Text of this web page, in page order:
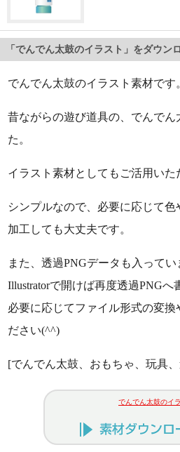
「でんでん太鼓のイラスト」をダウン
でんでん太鼓のイラスト素材です
昔ながらの遊び道具の、でんでん
た。
イラスト素材としてもご活用いた
シンプルなので、必要に応じて
加工しても大丈夫です。
また、透過PNGデータも入って
Illustratorで開けば再度透過PNGへ
必要に応じてファイル形式の変換
ださい(^^)
[でんでん太鼓、おもちゃ、玩具
でんでん太鼓のイ